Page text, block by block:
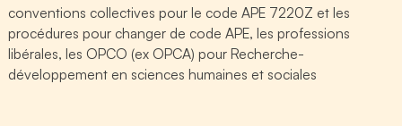
conventions collectives pour le code APE 7220Z et les
procédures pour changer de code APE, les professions
libérales, les OPCO (ex OPCA) pour Recherche-
développement en sciences humaines et sociales